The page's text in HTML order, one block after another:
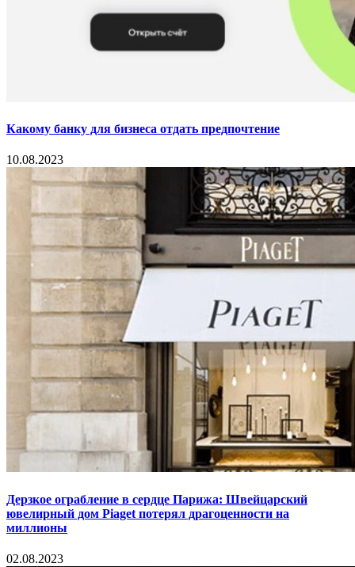
Какому банку для бизнеса отдать предпочтение
10.08.2023
Дерзкое ограбление в сердце Парижа: Швейцарский
ювелирный дом Piaget потерял драгоценности на
миллионы
02.08.2023